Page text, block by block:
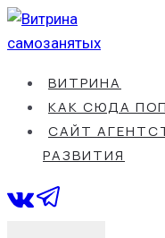
Перейти
к
ВИТРИНА
КАК СЮДА
САЙТ
РАЗВИТИЯ